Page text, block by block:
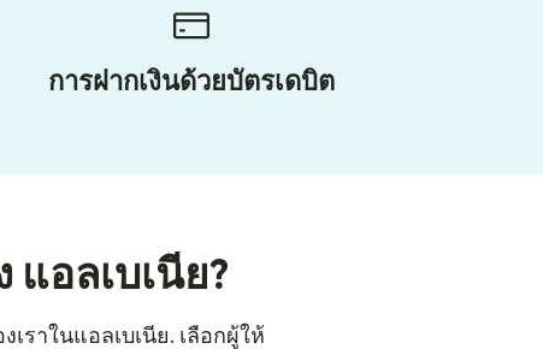
การฝากเงินด้วยบัตรเดบิต
แอลเบเนีย?
ราในแอลเบเนีย. เลือกผู้ให้